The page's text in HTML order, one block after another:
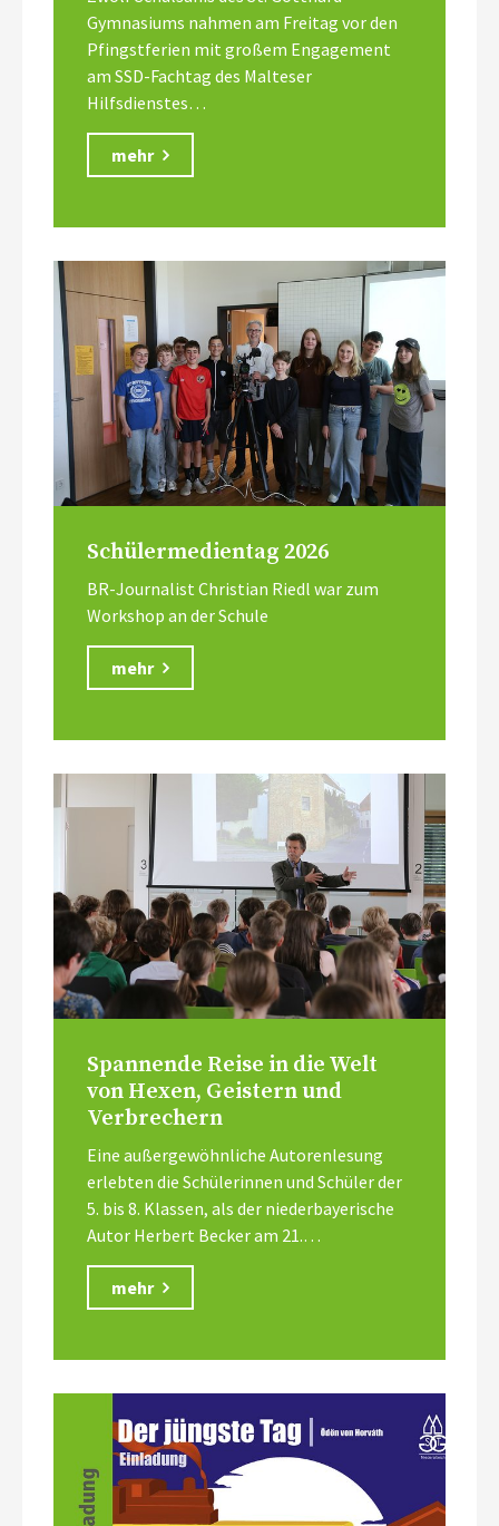
Gymnasiums nahmen am Freitag vor den
Pfingstferien mit großem Engagement
am SSD-Fachtag des Malteser
Hilfsdienstes…
mehr
Schülermedientag 2026
BR-Journalist Christian Riedl war zum
Workshop an der Schule
mehr
Spannende Reise in die Welt
von Hexen, Geistern und
Verbrechern
Eine außergewöhnliche Autorenlesung
erlebten die Schülerinnen und Schüler der
5. bis 8. Klassen, als der niederbayerische
Autor Herbert Becker am 21.…
mehr